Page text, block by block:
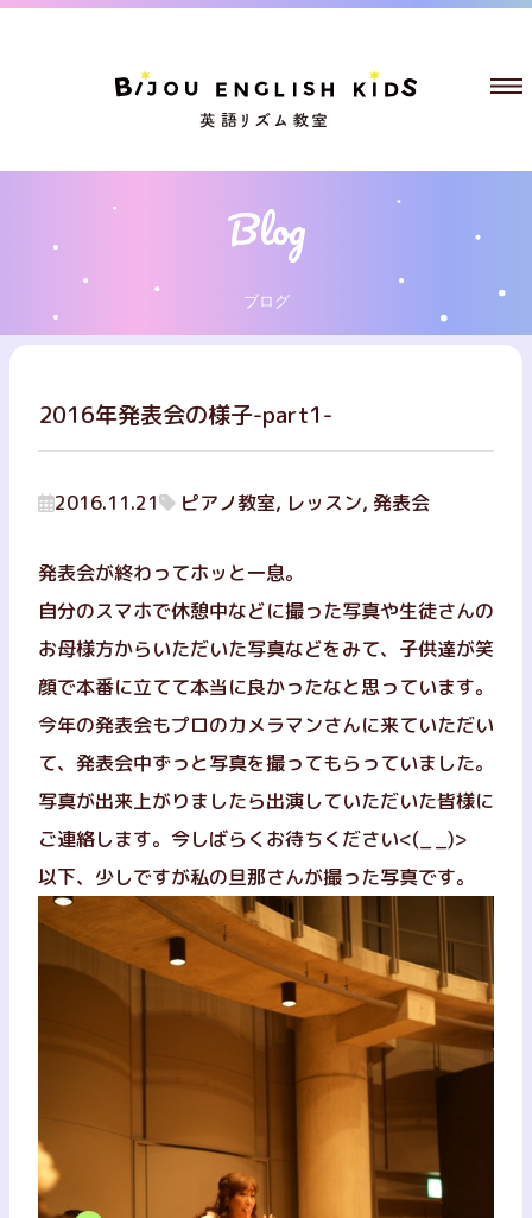
ブログ
2016年発表会の様子-part1-
2016.11.21 ピアノ教室, レッスン, 発表会
発表会が終わってホッと一息。
自分のスマホで休憩中などに撮った写真や生徒さんの
お母様方からいただいた写真などをみて、子供達が笑
顔で本番に立てて本当に良かったなと思っています。
今年の発表会もプロのカメラマンさんに来ていただい
て、発表会中ずっと写真を撮ってもらっていました。
写真が出来上がりましたら出演していただいた皆様に
ご連絡します。今しばらくお待ちください<(_ _)>
以下、少しですが私の旦那さんが撮った写真です。